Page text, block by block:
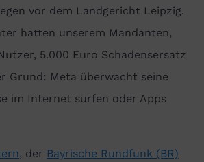
vor dem Landgericht Leipzig.
hatten unserem Mandanten,
5.000 Euro Schadensersatz
Grund: Meta überwacht seine
im Internet surfen oder Apps
, der Bayrische Rundfunk (BR)